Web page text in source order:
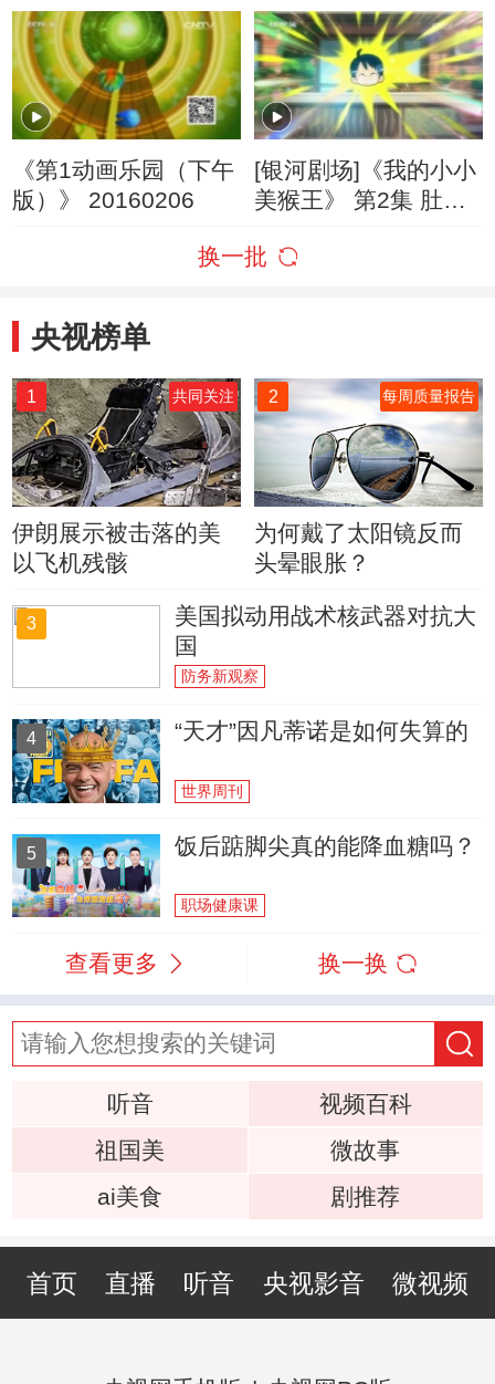
你说 18:14
《第1动画乐园（下午
版）》 20160206
[银河剧场]《我的小小
美猴王》 第2集 肚子
换一批
央视榜单
1 共同关注
伊朗展示被击落的美
以飞机残骸
2 每周质量报告
为何戴了太阳镜反而
头晕眼胀？
3
美国拟动用战术核武器对抗大
国
防务新观察
4 “天才”因凡蒂诺是如何失算的
世界周刊
5 饭后踮脚尖真的能降血糖吗？
职场健康课
查看更多 换一换
听音
视频百科
祖国美
微故事
ai美食
剧推荐
首页 直播 听音 央视影音 微视频